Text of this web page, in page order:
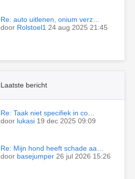
Re: auto uitlenen, onium verz…
door Rolstoel1 24 aug 2025 21:45
Laatste bericht
Re: Taak niet specifiek in co…
door lukasi 19 dec 2025 09:09
Re: Mijn hond heeft schade aa…
door basejumper 26 jul 2026 15:26